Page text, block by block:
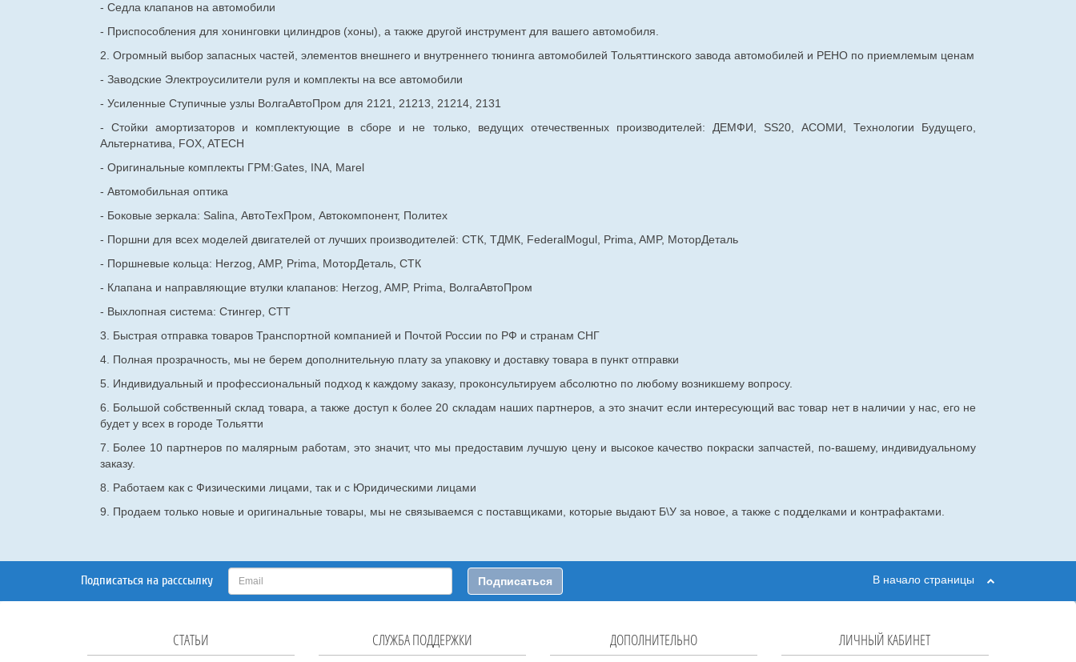
- Седла клапанов на автомобили
- Приспособления для хонинговки цилиндров (хоны), а также другой инструмент для вашего автомобиля.
2. Огромный выбор запасных частей, элементов внешнего и внутреннего тюнинга автомобилей Тольяттинского завода автомобилей и РЕНО по приемлемым ценам
- Заводские Электроусилители руля и комплекты на все автомобили
- Усиленные Ступичные узлы ВолгаАвтоПром для 2121, 21213, 21214, 2131
- Стойки амортизаторов и комплектующие в сборе и не только, ведущих отечественных производителей: ДЕМФИ, SS20, АСОМИ, Технологии Будущего,
Альтернатива, FOX, ATECH
- Оригинальные комплекты ГРМ:Gates, INA, Marel
- Автомобильная оптика
- Боковые зеркала: Salina, АвтоТехПром, Автокомпонент, Политех
- Поршни для всех моделей двигателей от лучших производителей: СТК, ТДМК, FederalMogul, Prima, AMP, МоторДеталь
- Поршневые кольца: Herzog, AMP, Prima, МоторДеталь, СТК
- Клапана и направляющие втулки клапанов: Herzog, AMP, Prima, ВолгаАвтоПром
- Выхлопная система: Стингер, СТТ
3. Быстрая отправка товаров Транспортной компанией и Почтой России по РФ и странам СНГ
4. Полная прозрачность, мы не берем дополнительную плату за упаковку и доставку товара в пункт отправки
5. Индивидуальный и профессиональный подход к каждому заказу, проконсультируем абсолютно по любому возникшему вопросу.
6. Большой собственный склад товара, а также доступ к более 20 складам наших партнеров, а это значит если интересующий вас товар нет в наличии у нас, его не
будет у всех в городе Тольятти
7. Более 10 партнеров по малярным работам, это значит, что мы предоставим лучшую цену и высокое качество покраски запчастей, по-вашему, индивидуальному
заказу.
8. Работаем как с Физическими лицами, так и с Юридическими лицами
9. Продаем только новые и оригинальные товары, мы не связываемся с поставщиками, которые выдают Б\У за новое, а также с подделками и контрафактами.
Подписаться на расссылку Подписаться В начало страницы
СТАТЬИ СЛУЖБА ПОДДЕРЖКИ ДОПОЛНИТЕЛЬНО ЛИЧНЫЙ КАБИНЕТ